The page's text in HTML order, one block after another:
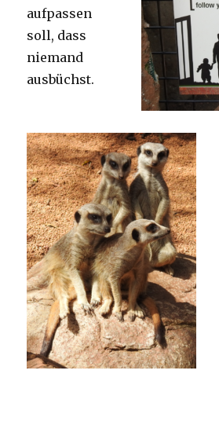
aufpassen
soll, dass
niemand
ausbüchst.